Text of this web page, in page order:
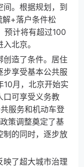
。根据规划，到
+落户条件松
预计将有超过100
北京。
创造了条件。居住
步享受基本公共服
10月，北京开始实
口可享受义务教
服务和机动车登
策调整奠定了基
制的同时，逐步放
映了超大城市治理